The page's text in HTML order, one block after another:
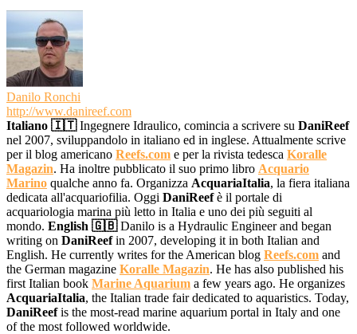
Danilo Ronchi
http://www.danireef.com
Italiano 🇮🇹Ingegnere Idraulico, comincia a scrivere su DaniReef
nel 2007, sviluppandolo in italiano ed in inglese. Attualmente scrive
per il blog americano Reefs.com e per la rivista tedesca Koralle
Magazin. Ha inoltre pubblicato il suo primo libro Acquario
Marino qualche anno fa. Organizza AcquariaItalia, la fiera italiana
dedicata all'acquariofilia. Oggi DaniReefè il portale di
acquariologia marina più letto in Italia e uno dei più seguiti al
mondo. English 🇬🇧Danilo is a Hydraulic Engineer and began
writing on DaniReefin 2007, developing it in both Italian and
English. He currently writes for the American blog Reefs.com and
the German magazine Koralle Magazin. He has also published his
first Italian book Marine Aquarium a few years ago. He organizes
AcquariaItalia, the Italian trade fair dedicated to aquaristics. Today,
DaniReefis the most-read marine aquarium portal in Italy and one
of the most followed worldwide.